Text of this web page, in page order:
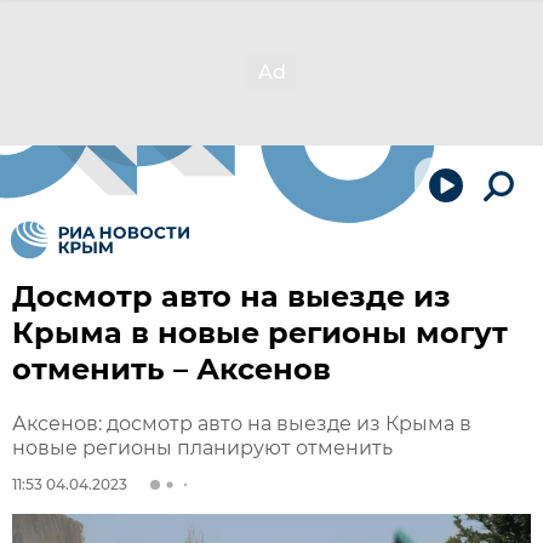
Досмотр авто на выезде из
Крыма в новые регионы могут
отменить – Аксенов
Аксенов: досмотр авто на выезде из Крыма в
новые регионы планируют отменить
11:53 04.04.2023